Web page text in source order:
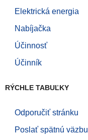
Elektrická energia
Nabíjačka
Účinnosť
Účinník
RÝCHLE TABUĽKY
Odporučiť stránku
Poslať spätnú väzbu